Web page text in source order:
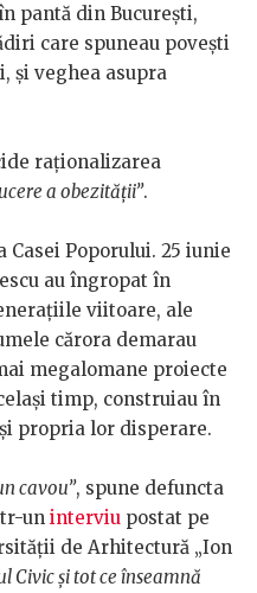
pantă din București,
care spuneau povești
și veghea asupra
raționalizarea
a obezității”.
Poporului. 25 iunie
au îngropat în
viitoare, ale
cărora demarau
megalomane proiecte
timp, construiau în
propria lor disperare.
cavou”, spune defuncta
un interviu postat pe
de Arhitectură „Ion
Civic și tot ce înseamnă